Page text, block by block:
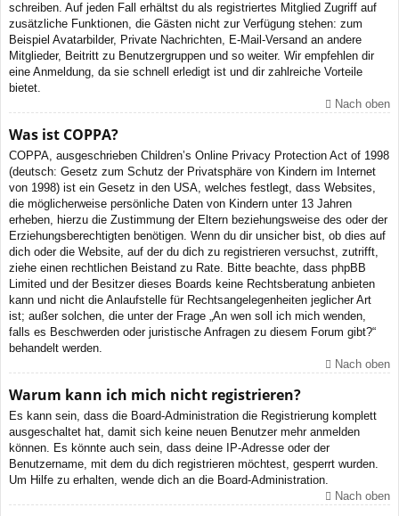
schreiben. Auf jeden Fall erhältst du als registriertes Mitglied Zugriff auf
zusätzliche Funktionen, die Gästen nicht zur Verfügung stehen: zum
Beispiel Avatarbilder, Private Nachrichten, E-Mail-Versand an andere
Mitglieder, Beitritt zu Benutzergruppen und so weiter. Wir empfehlen dir
eine Anmeldung, da sie schnell erledigt ist und dir zahlreiche Vorteile
bietet.
Nach oben
Was ist COPPA?
COPPA, ausgeschrieben Children’s Online Privacy Protection Act of 1998
(deutsch: Gesetz zum Schutz der Privatsphäre von Kindern im Internet
von 1998) ist ein Gesetz in den USA, welches festlegt, dass Websites,
die möglicherweise persönliche Daten von Kindern unter 13 Jahren
erheben, hierzu die Zustimmung der Eltern beziehungsweise des oder der
Erziehungsberechtigten benötigen. Wenn du dir unsicher bist, ob dies auf
dich oder die Website, auf der du dich zu registrieren versuchst, zutrifft,
ziehe einen rechtlichen Beistand zu Rate. Bitte beachte, dass phpBB
Limited und der Besitzer dieses Boards keine Rechtsberatung anbieten
kann und nicht die Anlaufstelle für Rechtsangelegenheiten jeglicher Art
ist; außer solchen, die unter der Frage „An wen soll ich mich wenden,
falls es Beschwerden oder juristische Anfragen zu diesem Forum gibt?“
behandelt werden.
Nach oben
Warum kann ich mich nicht registrieren?
Es kann sein, dass die Board-Administration die Registrierung komplett
ausgeschaltet hat, damit sich keine neuen Benutzer mehr anmelden
können. Es könnte auch sein, dass deine IP-Adresse oder der
Benutzername, mit dem du dich registrieren möchtest, gesperrt wurden.
Um Hilfe zu erhalten, wende dich an die Board-Administration.
Nach oben